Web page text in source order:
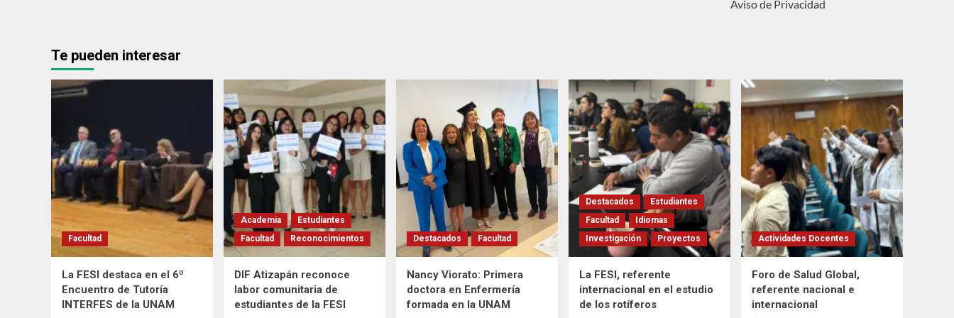
Aviso de Privacidad
Te pueden interesar
Facultad
La FESI destaca en el 6º
Encuentro de Tutoría
INTERFES de la UNAM
Academia
Estudiantes
Facultad
Reconocimientos
DIF Atizapán reconoce
labor comunitaria de
estudiantes de la FESI
Destacados Facultad
Nancy Viorato: Primera
doctora en Enfermería
formada en la UNAM
Destacados
Estudiantes
Facultad
Idiomas
Investigación
Proyectos
La FESI, referente
internacional en el estudio
de los rotíferos
Actividades Docentes
Foro de Salud Global,
referente nacional e
internacional